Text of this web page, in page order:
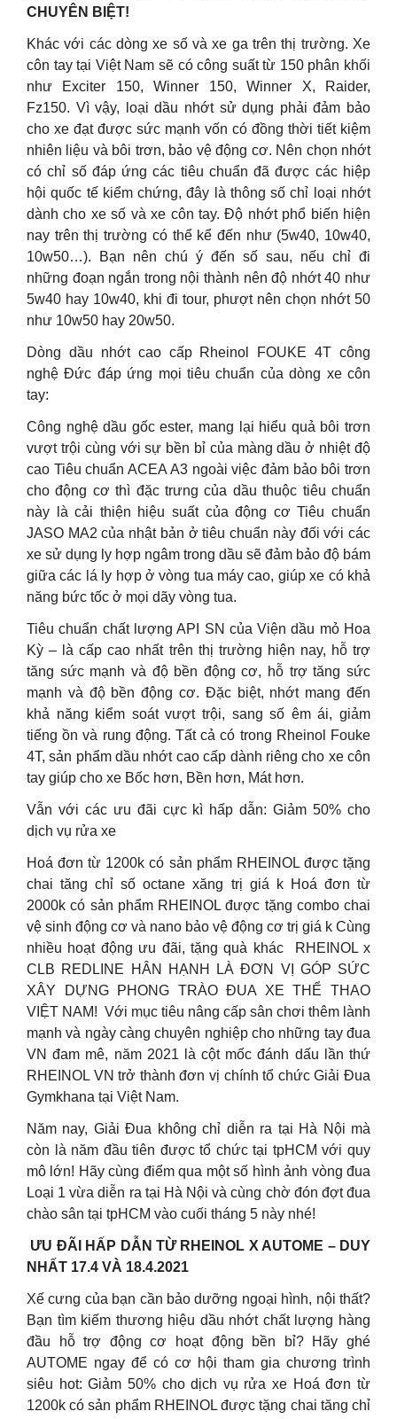
CHUYÊN BIỆT!
Khác với các dòng xe số và xe ga trên thị trường. Xe
côn tay tại Việt Nam sẽ có công suất từ 150 phân khối
như Exciter 150, Winner 150, Winner X, Raider,
Fz150. Vì vậy, loại dầu nhớt sử dụng phải đảm bảo
cho xe đạt được sức mạnh vốn có đồng thời tiết kiệm
nhiên liệu và bôi trơn, bảo vệ động cơ. Nên chọn nhớt
có chỉ số đáp ứng các tiêu chuẩn đã được các hiệp
hội quốc tế kiểm chứng, đây là thông số chỉ loại nhớt
dành cho xe số và xe côn tay. Độ nhớt phổ biến hiện
nay trên thị trường có thể kể đến như (5w40, 10w40,
10w50…). Bạn nên chú ý đến số sau, nếu chỉ đi
những đoạn ngắn trong nội thành nên độ nhớt 40 như
5w40 hay 10w40, khi đi tour, phượt nên chọn nhớt 50
như 10w50 hay 20w50.
Dòng dầu nhớt cao cấp Rheinol FOUKE 4T công
nghệ Đức đáp ứng mọi tiêu chuẩn của dòng xe côn
tay:
Công nghệ dầu gốc ester, mang lại hiểu quả bôi trơn
vượt trội cùng với sự bền bỉ của màng dầu ở nhiệt độ
cao Tiêu chuẩn ACEA A3 ngoài việc đảm bảo bôi trơn
cho động cơ thì đặc trưng của dầu thuộc tiêu chuẩn
này là cải thiện hiệu suất của động cơ Tiêu chuẩn
JASO MA2 của nhật bản ở tiêu chuẩn này đối với các
xe sử dụng ly hợp ngâm trong dầu sẽ đảm bảo độ bám
giữa các lá ly hợp ở vòng tua máy cao, giúp xe có khả
năng bức tốc ở mọi dãy vòng tua.
Tiêu chuẩn chất lượng API SN của Viện dầu mỏ Hoa
Kỳ – là cấp cao nhất trên thị trường hiện nay, hỗ trợ
tăng sức mạnh và độ bền động cơ, hỗ trợ tăng sức
mạnh và độ bền động cơ. Đặc biệt, nhớt mang đến
khả năng kiểm soát vượt trội, sang số êm ái, giảm
tiếng ồn và rung động. Tất cả có trong Rheinol Fouke
4T, sản phẩm dầu nhớt cao cấp dành riêng cho xe côn
tay giúp cho xe Bốc hơn, Bền hơn, Mát hơn.
Vẫn với các ưu đãi cực kì hấp dẫn: Giảm 50% cho
dịch vụ rửa xe
Hoá đơn từ 1200k có sản phẩm RHEINOL được tặng
chai tăng chỉ số octane xăng trị giá k Hoá đơn từ
2000k có sản phẩm RHEINOL được tặng combo chai
vệ sinh động cơ và nano bảo vệ động cơ trị giá k Cùng
nhiều hoạt động ưu đãi, tặng quà khác ️ RHEINOL x
CLB REDLINE HÂN HẠNH LÀ ĐƠN VỊ GÓP SỨC
XÂY DỰNG PHONG TRÀO ĐUA XE THỂ THAO
VIỆT NAM! ️ V️ới mục tiêu nâng cấp sân chơi thêm lành
mạnh và ngày càng chuyên nghiệp cho những tay đua
VN đam mê, năm 2021 là cột mốc đánh dấu lần thứ
RHEINOL VN trở thành đơn vị chính tổ chức Giải Đua
Gymkhana tại Việt Nam.
Năm nay, Giải Đua không chỉ diễn ra tại Hà Nội mà
còn là năm đầu tiên được tổ chức tại tpHCM với quy
mô lớn! Hãy cùng điểm qua một số hình ảnh vòng đua
Loại 1 vừa diễn ra tại Hà Nội và cùng chờ đón đợt đua
chào sân tại tpHCM vào cuối tháng 5 này nhé!
️ ƯU ĐÃI HẤP DẪN TỪ RHEINOL X AUTOME – DUY
NHẤT 17.4 VÀ 18.4.2021
️Xế cưng của bạn cần bảo dưỡng ngoại hình, nội thất?
️Bạn tìm kiếm thương hiệu dầu nhớt chất lượng hàng
đầu hỗ trợ động cơ hoạt động bền bỉ? Hãy ghé
AUTOME ngay để có cơ hội tham gia chương trình
siêu hot: Giảm 50% cho dịch vụ rửa xe Hoá đơn từ
1200k có sản phẩm RHEINOL được tặng chai tăng chỉ